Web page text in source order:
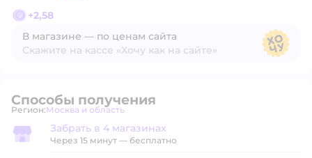
+2,58
В магазине — по ценам сайта
Скажите на кассе «Хочу как на сайте»
Способы получения
Регион: Выбор адреса доставки.
Москва и область
Забрать в магазине
Забрать в 4 магазинах
Через 15 минут — бесплатно